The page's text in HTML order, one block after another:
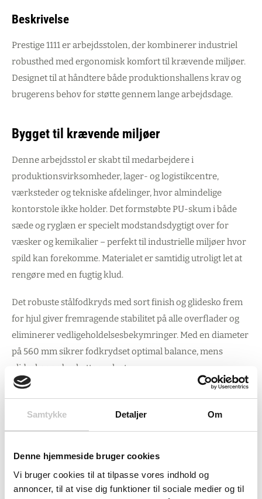
Samtykke Detaljer Om
Denne hjemmeside bruger cookies
Vi bruger cookies til at tilpasse vores indhold og
annoncer, til at vise dig funktioner til sociale medier og til
Beskrivelse
Prestige 1111 er arbejdsstolen, der kombinerer industriel
robusthed med ergonomisk komfort til krævende miljøer.
Designet til at håndtere både produktionshallens krav og
brugerens behov for støtte gennem lange arbejdsdage.
Bygget til krævende miljøer
Denne arbejdsstol er skabt til medarbejdere i
produktionsvirksomheder, lager- og logistikcentre,
værksteder og tekniske afdelinger, hvor almindelige
kontorstole ikke holder. Det formstøbte PU-skum i både
sæde og ryglæn er specielt modstandsdygtigt over for
væsker og kemikalier – perfekt til industrielle miljøer hvor
spild kan forekomme. Materialet er samtidig utroligt let at
rengøre med en fugtig klud.
Det robuste stålfodkryds med sort finish og glidesko frem
for hjul giver fremragende stabilitet på alle overflader og
eliminerer vedligeholdelsesbekymringer. Med en diameter
på 560 mm sikrer fodkrydset optimal balance, mens
glideskoene beskytter gulvet.
Ergonomi der virker
EUROMATIC-mekanismen leverer trinløs justering
gennem 3 praktiske håndtag. Sædet kan hældes 12° frem
justeres 16° frem og 6° tilbage samt i højden. Den høje